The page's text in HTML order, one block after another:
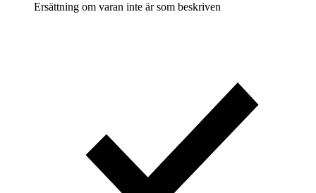
Ersättning om varan inte är som beskriven